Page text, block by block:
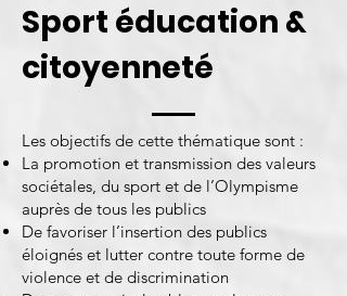
Sport éducation &
citoyenneté
Les objectifs de cette thématique sont :
La promotion et transmission des valeurs
sociétales, du sport et de l’Olympisme
auprès de tous les publics
De favoriser l’insertion des publics
éloignés et lutter contre toute forme de
violence et de discrimination